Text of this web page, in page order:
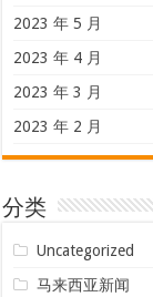
2023 年 5 月
2023 年 4 月
2023 年 3 月
2023 年 2 月
分类
Uncategorized
马来西亚新闻